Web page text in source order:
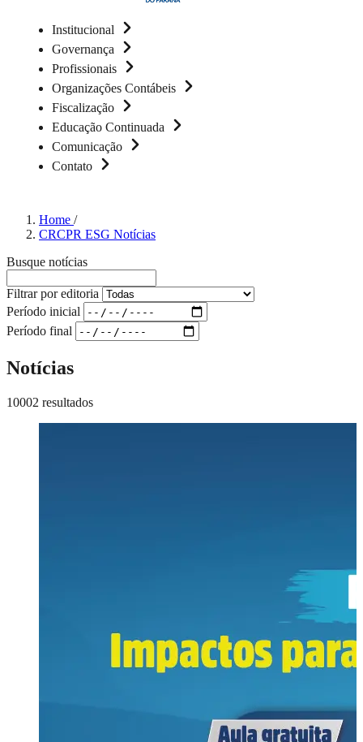
Institucional
Governança
Profissionais
Organizações Contábeis
Fiscalização
Educação Continuada
Comunicação
Contato
Home /
CRCPR ESG Notícias
Busque notícias
Filtrar por editoria
Período inicial
Período final
Notícias
10002 resultados